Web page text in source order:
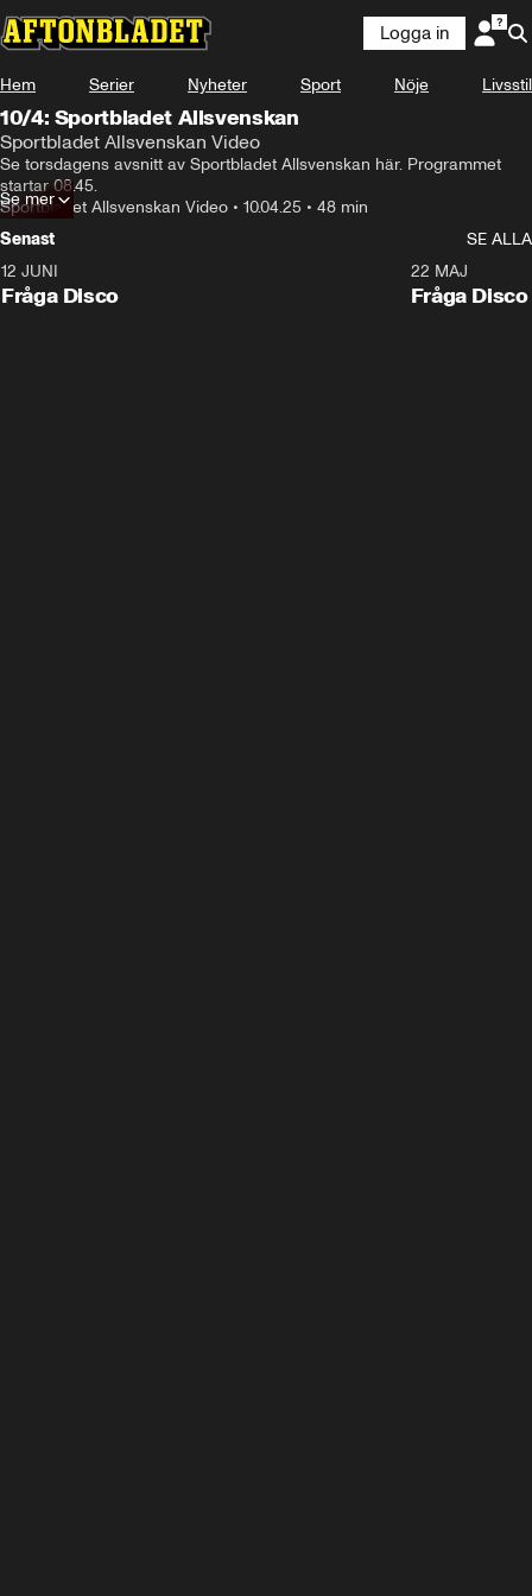
Det var problem med att ge tillgång till skyddat innehåll.
Fel kod:232403
Försök igen
Logga in
Hem Serier Nyheter Sport Nöje Livsstil
10/4: Sportbladet Allsvenskan
Sportbladet Allsvenskan Video
Se torsdagens avsnitt av Sportbladet Allsvenskan här. Programmet
startar 08.45.
Sportbladet Allsvenskan Video • 10.04.25 • 48 min
Se mer
Senast
SE ALLA
12 JUNI
Fråga Disco
22 MAJ
Fråga Disco